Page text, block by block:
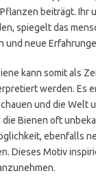
beiträgt. Ihr
spiegelt das
und neue
kann somit als
werden. Es
und die Welt
Bienen oft
ebenfalls
Dieses Motiv